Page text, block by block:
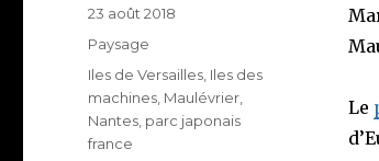
Le
Publié
23 août 2018
Catégories
Paysage
Étiquettes
Iles de Versailles Iles des
machines Maulévrier
Nantes parc japonais
france